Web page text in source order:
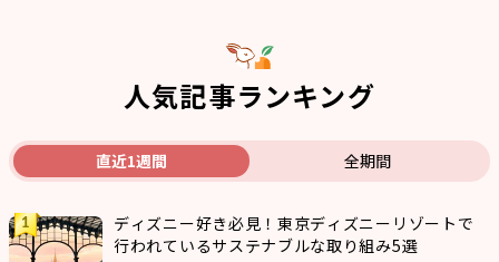
人気記事ランキング
直近1週間 全期間
ディズニー好き必見！東京ディズニーリゾートで
行われているサステナブルな取り組み5選